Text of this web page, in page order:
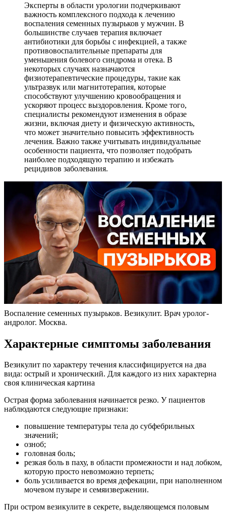
Эксперты в области урологии подчеркивают
важность комплексного подхода к лечению
воспаления семенных пузырьков у мужчин. В
большинстве случаев терапия включает
антибиотики для борьбы с инфекцией, а также
противовоспалительные препараты для
уменьшения болевого синдрома и отека. В
некоторых случаях назначаются
физиотерапевтические процедуры, такие как
ультразвук или магнитотерапия, которые
способствуют улучшению кровообращения и
ускоряют процесс выздоровления. Кроме того,
специалисты рекомендуют изменения в образе
жизни, включая диету и физическую активность,
что может значительно повысить эффективность
лечения. Важно также учитывать индивидуальные
особенности пациента, что позволяет подобрать
наиболее подходящую терапию и избежать
рецидивов заболевания.
Воспаление семенных пузырьков. Везикулит. Врач уролог-
андролог. Москва.
Характерные симптомы заболевания
Везикулит по характеру течения классифицируется на два
вида: острый и хронический. Для каждого из них характерна
своя клиническая картина
Острая форма заболевания начинается резко. У пациентов
наблюдаются следующие признаки:
повышение температуры тела до субфебрильных
значений;
озноб;
головная боль;
резкая боль в паху, в области промежности и над лобком,
которую просто невозможно терпеть;
боль усиливается во время дефекации, при наполненном
мочевом пузыре и семяизвержении.
При остром везикулите в секрете, выделяющемся половым